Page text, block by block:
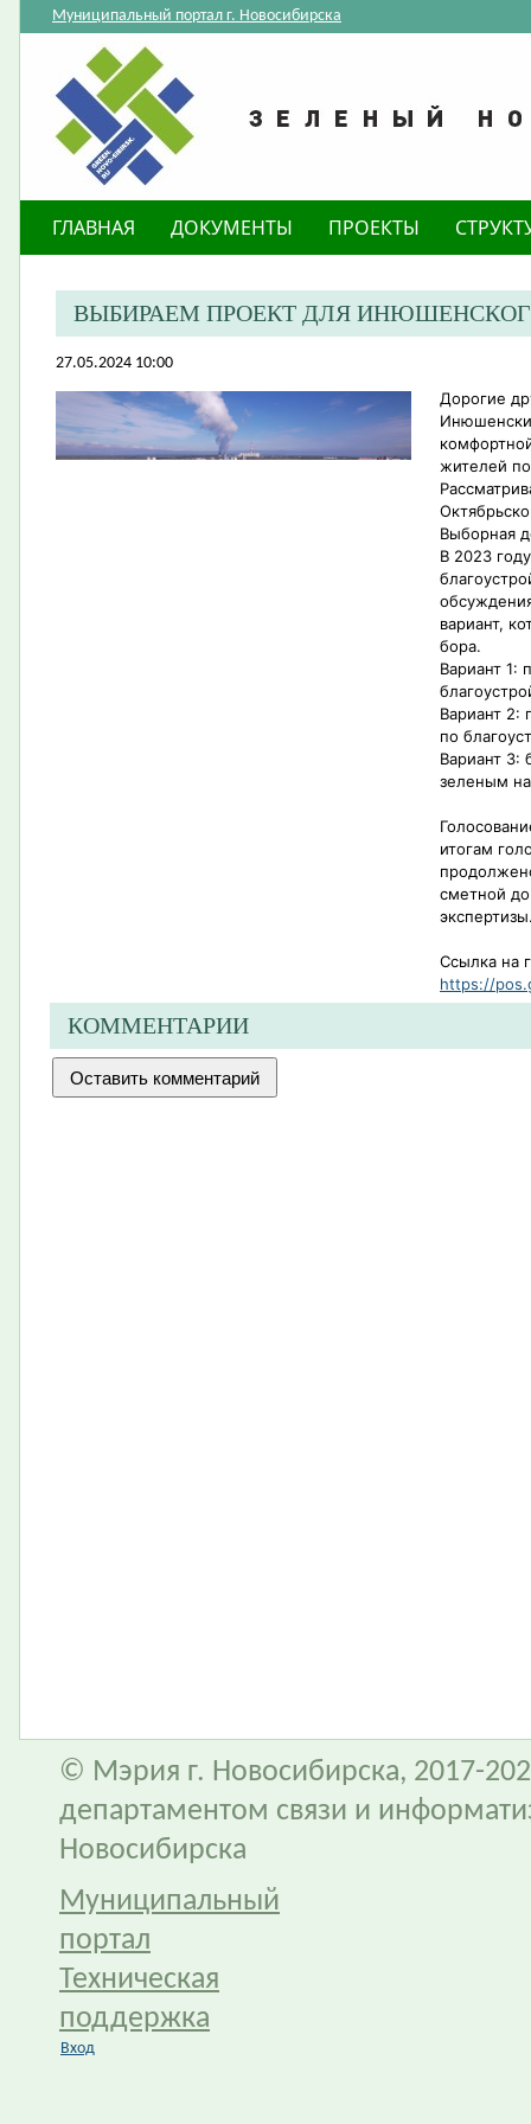
Муниципальный портал г. Новосибирска
ГЛАВНАЯ ДОКУМЕНТЫ ПРОЕКТЫ
ВЫБИРАЕМ ПРОЕКТ ДЛЯ
27.05.2024 10:00
Дорогие
жителей
Выборная
В 2023
вариант,
бора.
Вариант 1:
Вариант 2:
по
Вариант 3:
зеленым
итогам
сметной
Ссылка на
https://
КОММЕНТАРИИ
© Мэрия г. Новосибирска, 2017-
департаментом связи и
Новосибирска
Муниципальный
портал
Техническая
поддержка
Вход